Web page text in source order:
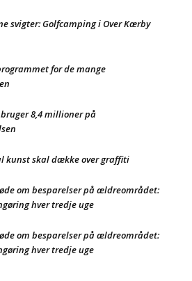
svigter: Golfcamping i Over Kærby
for de mange
8,4 millioner på
kunst skal dække over graffiti
om besparelser på ældreområdet:
hver tredje uge
om besparelser på ældreområdet:
hver tredje uge